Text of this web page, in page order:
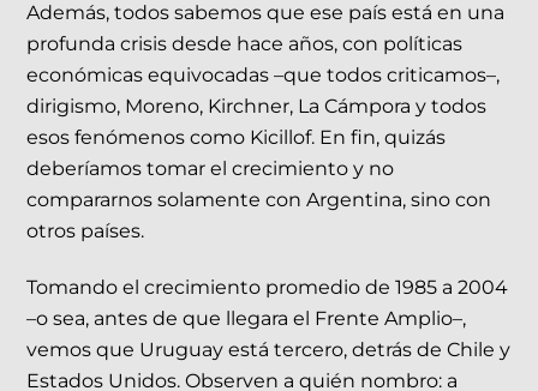
Además, todos sabemos que ese país está en una
profunda crisis desde hace años, con políticas
económicas equivocadas –que todos criticamos–,
dirigismo, Moreno, Kirchner, La Cámpora y todos
esos fenómenos como Kicillof. En fin, quizás
deberíamos tomar el crecimiento y no
compararnos solamente con Argentina, sino con
otros países.
Tomando el crecimiento promedio de 1985 a 2004
–o sea, antes de que llegara el Frente Amplio–,
vemos que Uruguay está tercero, detrás de Chile y
Estados Unidos. Observen a quién nombro: a